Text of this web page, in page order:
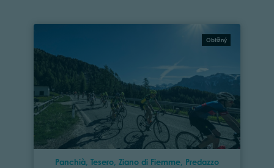
Obtížný
Panchià, Tesero, Ziano di Fiemme, Predazzo